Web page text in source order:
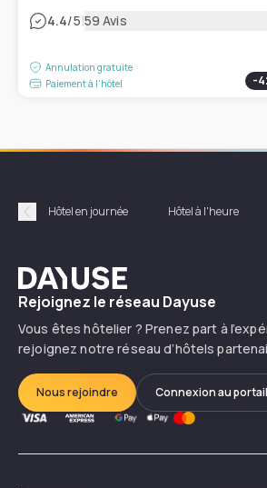
4.4/5|59 Avis
Annulation gratuite
Paiement à l'hôtel
-
Précédent
Hôtel en journée Hôtel à l'heure
Dayuse
Rejoignez le réseau Dayuse
Vous êtes hôtelier ? Prenez part à
rejoignez notre réseau d’hôtels
Nous rejoindre Connexion au portail